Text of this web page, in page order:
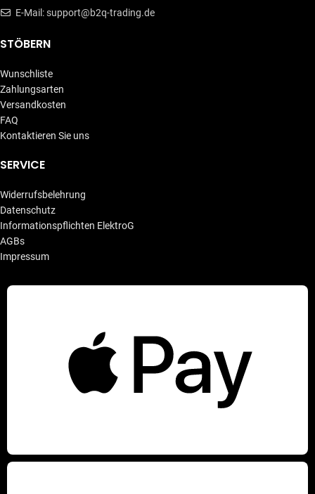
E-Mail: support@b2q-trading.de
STÖBERN
Wunschliste
Zahlungsarten
Versandkosten
FAQ
Kontaktieren Sie uns
SERVICE
Widerrufsbelehrung
Datenschutz
Informationspflichten ElektroG
AGBs
Impressum